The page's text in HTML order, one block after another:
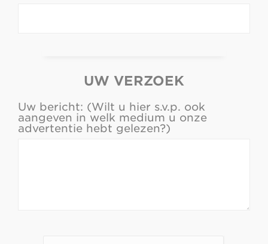
UW VERZOEK
Uw bericht: (Wilt u hier s.v.p. ook
aangeven in welk medium u onze
advertentie hebt gelezen?)